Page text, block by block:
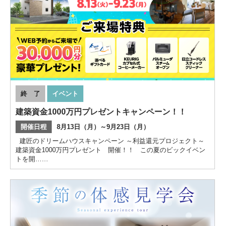
終 了 イベント
建築資金1000万円プレゼントキャンペーン！！
開催日程
8月13日（月）～9月23日（月）
建匠のドリームハウスキャンペーン ～利益還元プロジェクト～
建築資金1000万円プレゼント 開催！！ この夏のビックイベン
トを開……